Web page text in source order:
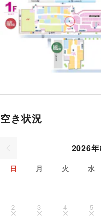
空き状況
2026年
日 月 火 水
2 3 4 5